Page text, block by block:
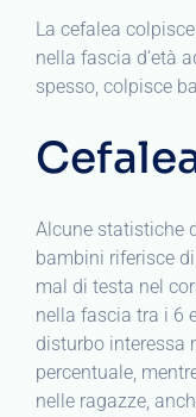
La cefalea
nella fascia d’età
spesso, colpisce
Alcune statistiche
bambini riferisce
mal di testa nel
nella fascia tra i 6
disturbo interessa
percentuale,
nelle ragazze,